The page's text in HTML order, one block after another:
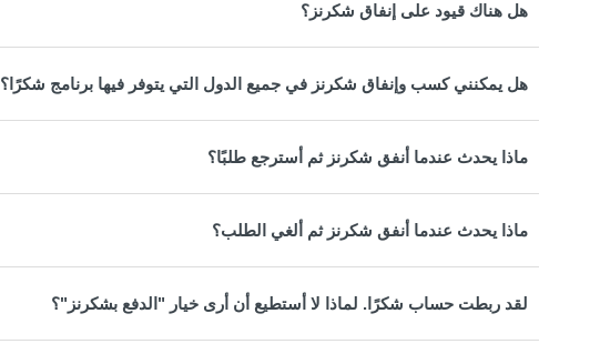
هل هناك قيود على إنفاق شكرنز؟
هل يمكنني كسب وإنفاق شكرنز في جميع الدول التي يتوفر فيها برنامج شكرًا؟
ماذا يحدث عندما أنفق شكرنز ثم أسترجع طلبًا؟
ماذا يحدث عندما أنفق شكرنز ثم ألغي الطلب؟
لقد ربطت حساب شكرًا. لماذا لا أستطيع أن أرى خيار "الدفع بشكرنز"؟